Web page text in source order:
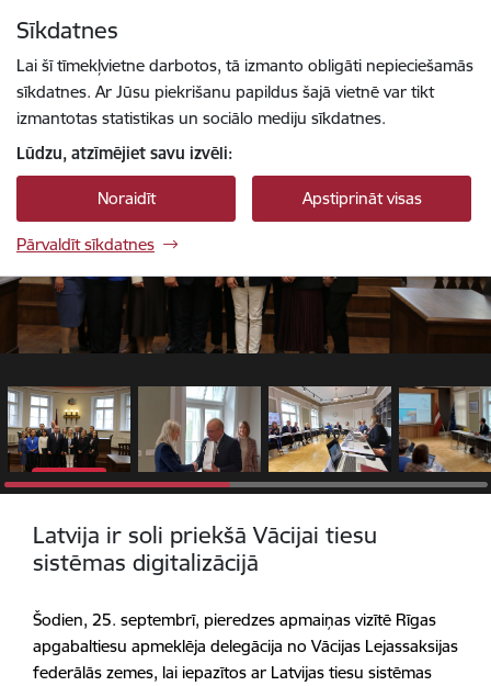
Sīkdatnes
Lai šī tīmekļvietne darbotos, tā izmanto obligāti nepieciešamās
sīkdatnes. Ar Jūsu piekrišanu papildus šajā vietnē var tikt
izmantotas statistikas un sociālo mediju sīkdatnes.
Lūdzu, atzīmējiet savu izvēli:
Noraidīt Apstiprināt visas
Pārvaldīt sīkdatnes
1 / 8
Latvija ir soli priekšā Vācijai tiesu
sistēmas digitalizācijā
Šodien, 25. septembrī, pieredzes apmaiņas vizītē Rīgas
apgabaltiesu apmeklēja delegācija no Vācijas Lejassaksijas
federālās zemes, lai iepazītos ar Latvijas tiesu sistēmas